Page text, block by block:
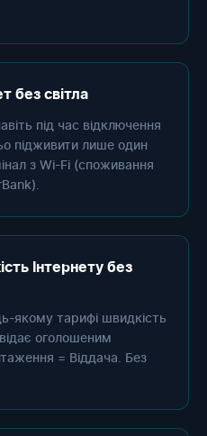
без світла
під час відключення
підживити лише один
з Wi-Fi (споживання
Інтернету без
якому тарифі швидкість
оголошеним
= Віддача. Без